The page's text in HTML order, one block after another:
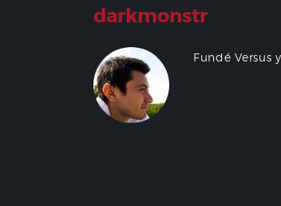
darkmonstr
Fundé Versus